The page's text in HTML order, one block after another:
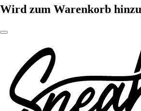
Wird zum Warenkorb